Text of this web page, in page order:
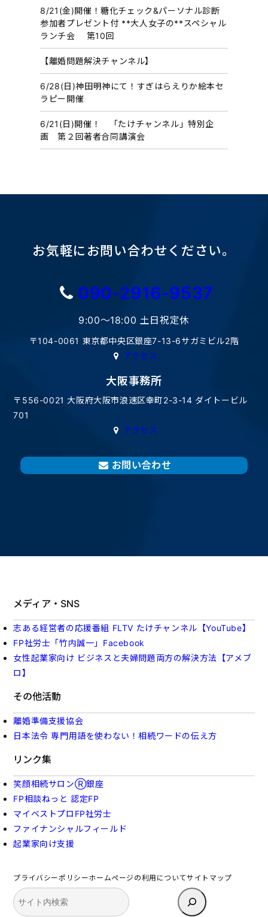
8/21(金)開催！糖化チェック&パーソナル診断
参加者プレゼント付 **大人女子の**スペシャル
ランチ会 第10回
【離婚問題解決チャンネル】
6/28(日)神田明神にて！すぎはらえりか絵本セ
ラピー開催
6/21(日)開催！ 「たけチャンネル」特別企
画 第２回著者合同講演会
お気軽にお問い合わせください。
090-2916-9537
9:00〜18:00 土日祝定休
〒104-0061 東京都中央区銀座7-13-6サガミビル2階
アクセス
大阪事務所
〒556-0021 大阪府大阪市浪速区幸町2-3-14 ダイトービル
701
アクセス
お問い合わせ
メディア・SNS
志ある経営者の応援番組 FLTV たけチャンネル【YouTube】
FP社労士「竹内誠一」Facebook
女性起業家向け ビジネスと夫婦問題両方の解決方法【アメブ
ロ】
その他活動
離婚準備支援協会
日本法令 専門用語を使わない！相続ワードの伝え方
リンク集
笑顔相続サロンⓇ銀座
FP相談ねっと 認定FP
マイベストプロFP社労士
ファイナンシャルフィールド
起業家向け支援
プライバシーポリシーホームページの利用についてサイトマップ
検
索